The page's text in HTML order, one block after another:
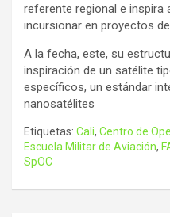
referente regional e inspira
incursionar en proyectos
A la fecha, este, su
inspiración de un satélite
específicos, un estándar
nanosatélites
Etiquetas: Cali, Centro de
Escuela Militar de Aviación,
SpOC